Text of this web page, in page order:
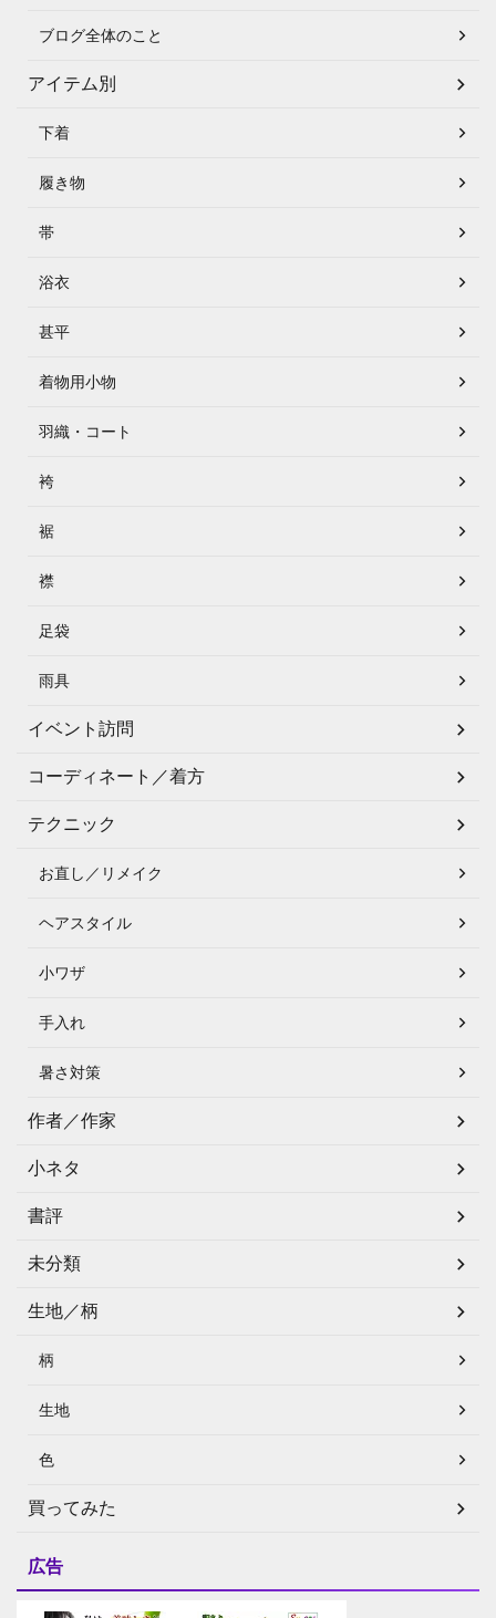
ブログ全体のこと
アイテム別
下着
履き物
帯
浴衣
甚平
着物用小物
羽織・コート
袴
裾
襟
足袋
雨具
イベント訪問
コーディネート／着方
テクニック
お直し／リメイク
ヘアスタイル
小ワザ
手入れ
暑さ対策
作者／作家
小ネタ
書評
未分類
生地／柄
柄
生地
色
買ってみた
広告